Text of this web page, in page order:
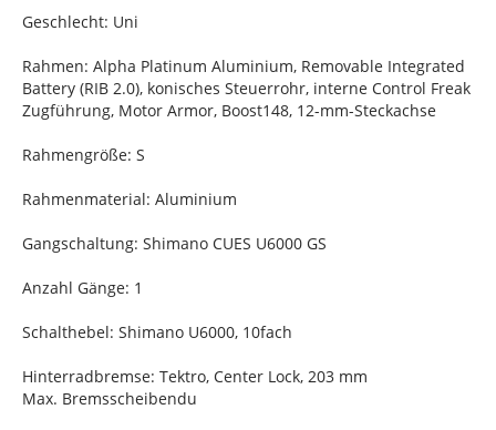
Geschlecht: Uni
Rahmen: Alpha Platinum Aluminium, Removable Integrated
Battery (RIB 2.0), konisches Steuerrohr, interne Control Freak
Zugführung, Motor Armor, Boost148, 12-mm-Steckachse
Rahmengröße: S
Rahmenmaterial: Aluminium
Gangschaltung: Shimano CUES U6000 GS
Anzahl Gänge: 1
Schalthebel: Shimano U6000, 10fach
Hinterradbremse: Tektro, Center Lock, 203 mm
Max. Bremsscheibendu